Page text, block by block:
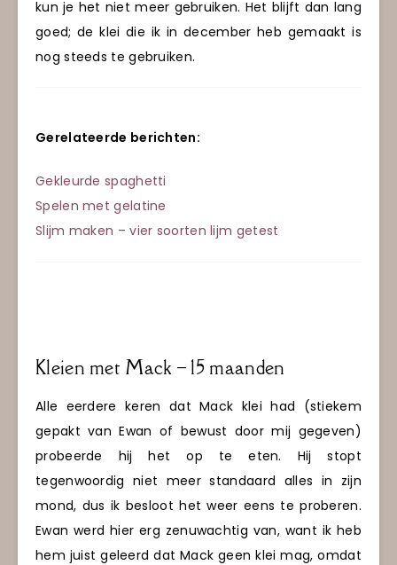
kun je het niet meer gebruiken. Het blijft dan lang
goed; de klei die ik in december heb gemaakt is
nog steeds te gebruiken.
Gerelateerde berichten:
Gekleurde spaghetti
Spelen met gelatine
Slijm maken – vier soorten lijm getest
Kleien met Mack – 15 maanden
Alle eerdere keren dat Mack klei had (stiekem
gepakt van Ewan of bewust door mij gegeven)
probeerde hij het op te eten. Hij stopt
tegenwoordig niet meer standaard alles in zijn
mond, dus ik besloot het weer eens te proberen.
Ewan werd hier erg zenuwachtig van, want ik heb
hem juist geleerd dat Mack geen klei mag, omdat